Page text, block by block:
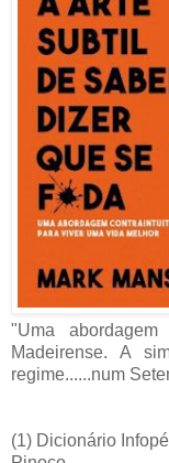
"Uma
Madeirense. A
regime......num
(1) Dicionário